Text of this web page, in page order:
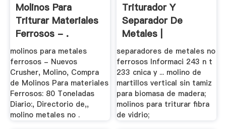
Molinos Para
Triturar Materiales
Ferrosos - .
molinos para metales
ferrosos - Nuevos
Crusher, Molino, Compra
de Molinos Para materiales
Ferrosos: 80 Toneladas
Diario:, Directorio de,,
molino metales no .
Triturador Y
Separador De
Metales |
Trituradora De .
separadores de metales no
ferrosos Informaci 243 n t
233 cnica y ... molino de
martillos vertical sin tamiz
para biomasa de madera;
molinos para triturar fibra
de vidrio;